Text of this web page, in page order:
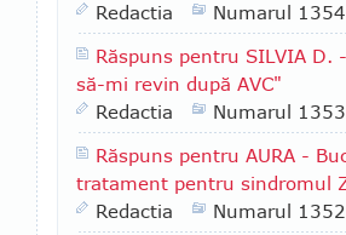
Redactia
Numarul 1354
Răspuns pentru SILVIA
să-mi revin după AVC"
Redactia
Numarul 1353
Răspuns pentru AURA -
tratament pentru sindromul
Redactia
Numarul 1352